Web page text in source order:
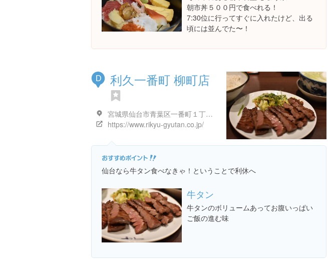
朝市丼５００円で食べれる！
7:30位に行ってすぐに入れたけど、出る
頃には並んでた〜！
D 利久一番町 柳町店
宮城県仙台市青葉区一番町１丁目１０-１
https://www.rikyu-gyutan.co.jp/
仙台なら牛タン食べなきゃ！ということで利休へ
牛タン
牛タンのボリュームあってお腹いっぱい
ご飯の進む味